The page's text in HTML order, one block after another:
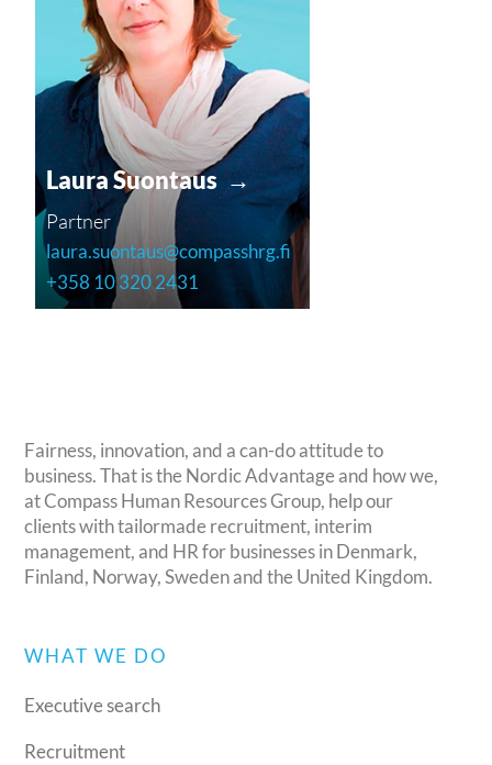
Laura Suontaus →
Partner
laura.suontaus@compasshrg.fi
+358 10 320 2431
Fairness, innovation, and a can-do attitude to
business. That is the Nordic Advantage and how we,
at Compass Human Resources Group, help our
clients with tailormade recruitment, interim
management, and HR for businesses in Denmark,
Finland, Norway, Sweden and the United Kingdom.
WHAT WE DO
Executive search
Recruitment